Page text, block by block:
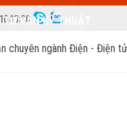
VẤN KỸ THUẬT
10:18:01
chuyên ngành Điện - Điện